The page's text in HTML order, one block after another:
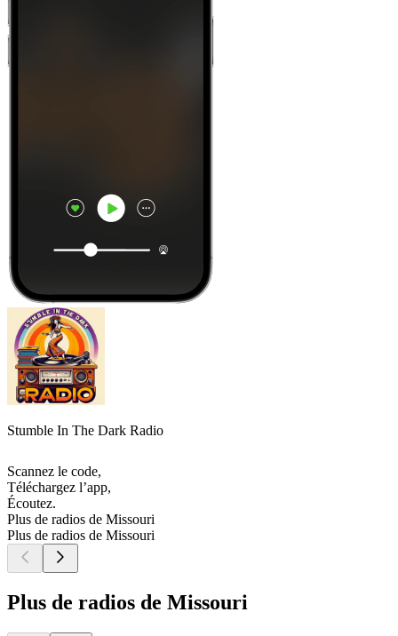
Stumble In The Dark Radio
Scannez le code,
Téléchargez l’app,
Écoutez.
Plus de radios de Missouri
Plus de radios de Missouri
Plus de radios de Missouri